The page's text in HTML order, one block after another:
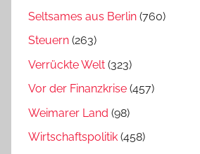
Seltsames aus Berlin (760)
Steuern (263)
Verrückte Welt (323)
Vor der Finanzkrise (457)
Weimarer Land (98)
Wirtschaftspolitik (458)